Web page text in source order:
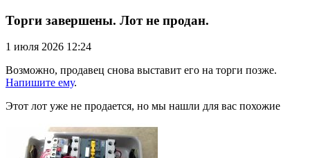
Торги завершены. Лот не продан.
1 июля 2026 12:24
Возможно, продавец снова выставит его на торги позже.
Напишите ему.
Этот лот уже не продается, но мы нашли для вас похожие